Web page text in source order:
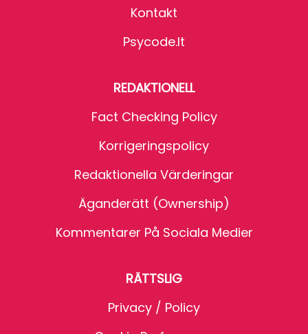
Kontakt
Psycode.it
REDAKTIONELL
Fact Checking Policy
Korrigeringspolicy
Redaktionella Värderingar
Äganderätt (Ownership)
Kommentarer På Sociala Medier
RÄTTSLIG
Privacy / Policy